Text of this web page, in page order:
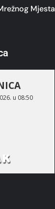
Mjesta